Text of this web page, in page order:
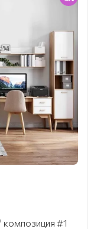
#1